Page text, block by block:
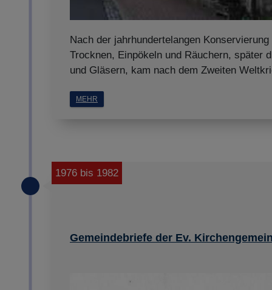
Nach der jahrhundertelangen
Trocknen, Einpökeln und Räuchern, später
und Gläsern, kam nach dem Zweiten
MEHR
Gemeindebriefe der Ev.
1976 bis 1982